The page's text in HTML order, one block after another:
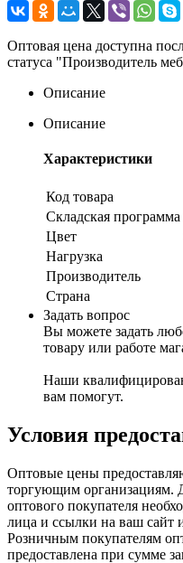
Оптовая цена доступна
статуса "Производитель
Описание
Описание
Характеристики
Код товара
Складская программа
Цвет
Нагрузка
Производитель
Страна
Задать вопрос
Вы можете задать
товару или работе
Наши
вам помогут.
Условия
Оптовые цены
торгующим организациям.
оптового покупателя
лица и ссылки на ваш сайт
Розничным покупателям
предоставлена при сумме